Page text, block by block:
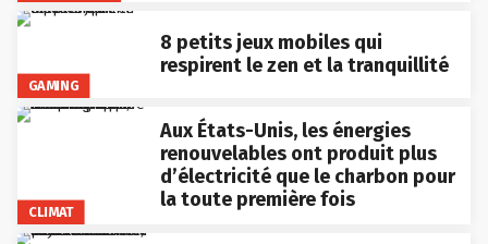
GAMING
8 petits jeux mobiles qui
respirent le zen et la tranquillité
CLIMAT
Aux États-Unis, les énergies
renouvelables ont produit plus
d’électricité que le charbon pour
la toute première fois